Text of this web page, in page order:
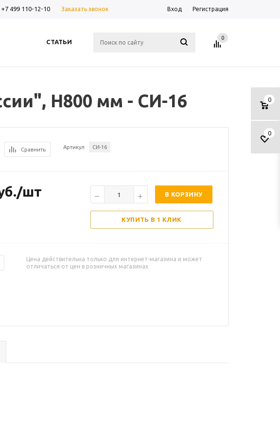
+7 499 110-12-10 Заказать звонок Вход Регистрация
СТАТЬИ
0
0
0
H800 мм - СИ-16
Сравнить Артикул СИ-16
/шт В КОРЗИНУ
КУПИТЬ В 1 КЛИК
Цена действительна только для интернет-магазина и может
отличаться от цен в розничных магазинах